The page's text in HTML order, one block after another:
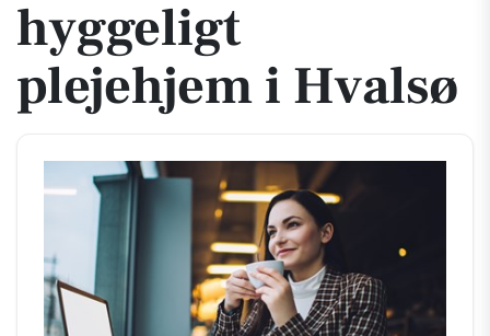
hyggeligt
plejehjem i Hvalsø